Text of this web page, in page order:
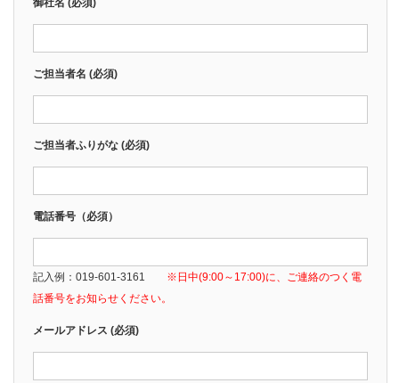
御社名 (必須)
ご担当者名 (必須)
ご担当者ふりがな (必須)
電話番号（必須）
記入例：019-601-3161 ※日中(9:00～17:00)に、ご連絡のつく電
話番号をお知らせください。
メールアドレス (必須)